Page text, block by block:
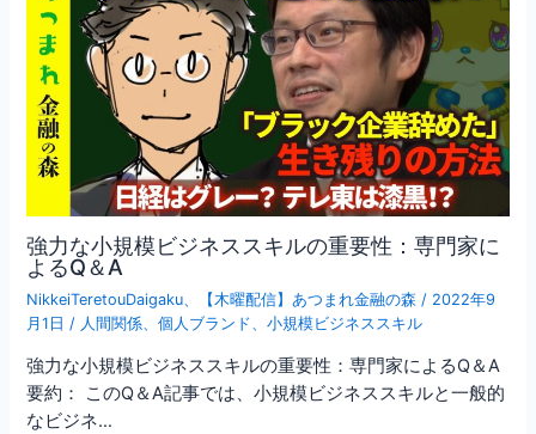
強力な小規模ビジネススキルの重要性：専門家に
よるQ＆A
NikkeiTeretouDaigaku 【木曜配信】あつまれ金融の森 / 2022年9
月1日 / 人間関係 、個人ブランド 、小規模ビジネススキル
強力な小規模ビジネススキルの重要性：専門家によるQ＆A
要約： このQ＆A記事では、小規模ビジネススキルと一般的
なビジネ…